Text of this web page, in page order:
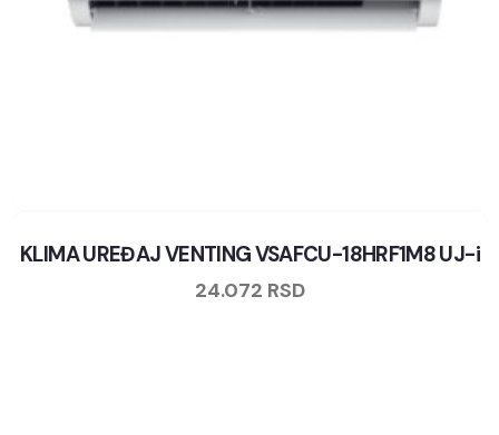
KLIMA UREĐAJ VENTING VSAFCU-18HRF1M8 UJ-i
24.072 RSD